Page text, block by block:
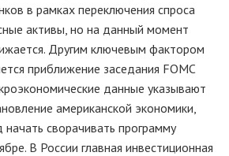
в рамках переключения спроса
активы, но на данный момент
Другим ключевым фактором
приближение заседания FOMC
данные указывают
американской экономики,
сворачивать программу
В России главная инвестиционная